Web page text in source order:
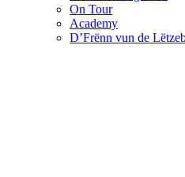
On Tour
Academy
D’Frënn vun de